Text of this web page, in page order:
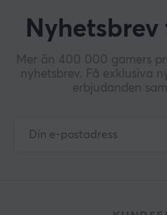
Mer än 400 000 gamers
nyhetsbrev. Få exklusiva
erbjudanden